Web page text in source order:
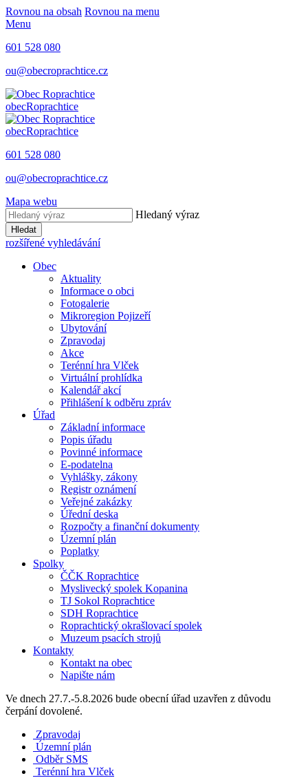
Rovnou na obsah Rovnou na menu
Menu
601 528 080
ou@obecroprachtice.cz
obecRoprachtice
obecRoprachtice
601 528 080
ou@obecroprachtice.cz
Mapa webu
Hledaný výraz
Hledat
rozšířené vyhledávání
Obec
Aktuality
Informace o obci
Fotogalerie
Mikroregion Pojizeří
Ubytování
Zpravodaj
Akce
Terénní hra Vlček
Virtuální prohlídka
Kalendář akcí
Přihlášení k odběru zpráv
Úřad
Základní informace
Popis úřadu
Povinné informace
E-podatelna
Vyhlášky, zákony
Registr oznámení
Veřejné zakázky
Úřední deska
Rozpočty a finanční dokumenty
Územní plán
Poplatky
Spolky
ČČK Roprachtice
Myslivecký spolek Kopanina
TJ Sokol Roprachtice
SDH Roprachtice
Roprachtický okrašlovací spolek
Muzeum psacích strojů
Kontakty
Kontakt na obec
Napište nám
Ve dnech 27.7.-5.8.2026 bude obecní úřad uzavřen z důvodu
čerpání dovolené.
Zpravodaj
Územní plán
Odběr SMS
Terénní hra Vlček